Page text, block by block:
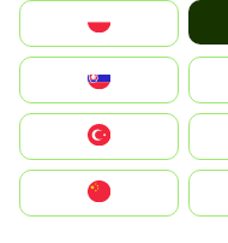
United States
中國香港特別行政區